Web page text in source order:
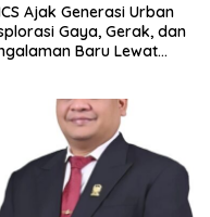
Ajak Generasi Urban
Gaya, Gerak, dan
Baru Lewat